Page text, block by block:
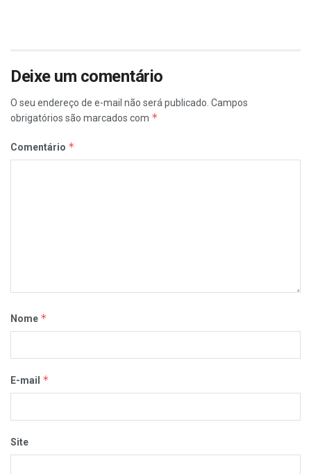
Deixe um comentário
O seu endereço de e-mail não será publicado. Campos
obrigatórios são marcados com *
Comentário *
Nome *
E-mail *
Site